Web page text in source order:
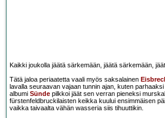
Kaikki joukolla jäätä särkemään, jäätä särkemään,
Tätä jaloa periaatetta vaali myös saksalainen
lavalla seuraavan vajaan tunnin ajan, kuten
albumi Sünde pilkkoi jäät sen verran pieneksi
fürstenfeldbruckilaisten keikka kuului ensimmäisen
vaikka taivaalta vähän wasseria siis tihuuttikin.